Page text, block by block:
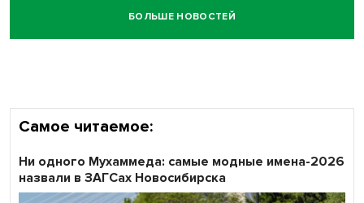
Честный выбор: видеонаблюдение обеспечит
объективность результатов ЕДГ в Новосибирской
БОЛЬШЕ НОВОСТЕЙ
Самое читаемое:
Ни одного Мухаммеда: самые модные имена-2026
назвали в ЗАГСах Новосибирска